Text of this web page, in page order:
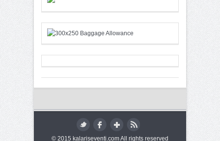
© 2015 kalariseventi.com All rights reserved